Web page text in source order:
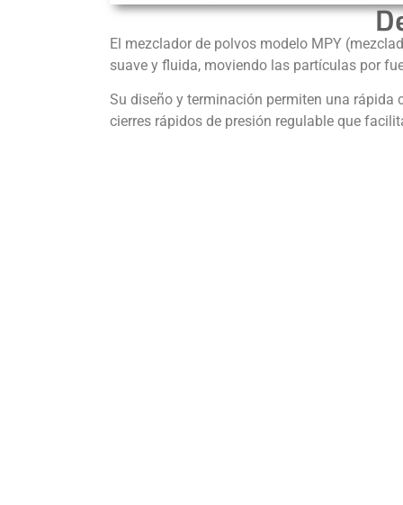
El mezclador de polvos modelo MPY
suave y fluida, moviendo las partículas por
Su diseño y terminación permiten una rápida
cierres rápidos de presión regulable que